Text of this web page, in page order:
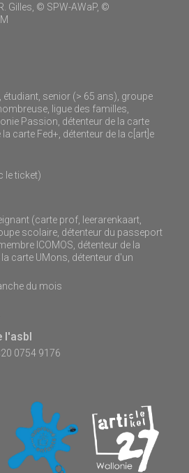
Gilles, © SPW-AWaP, ©
étudiant, senior (> 65 ans), groupe
ligue des familles,
Passion, détenteur de la carte
carte Fed+, détenteur de la c[art]e
le ticket)
(carte prof, leerarenkaart,
scolaire, détenteur du passeport
ICOMOS, détenteur de la
carte UMons, détenteur d'un
du mois
l'asbl
0754 9176